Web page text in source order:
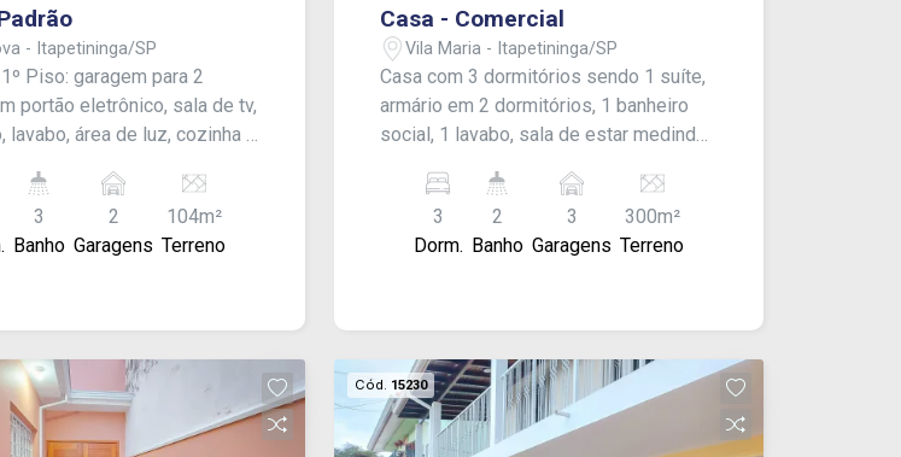
- Itapetininga/SP
Piso: garagem para 2
portão eletrônico, sala de tv,
lavabo, área de luz, cozinha e
sacada grande e 1
social. Com ar condicionado
dormitórios.
3
Banho
2
Garagens
104m²
Terreno
Casa - Comercial
Vila Maria - Itapetininga/SP
Casa com 3 dormitórios sendo 1 suíte,
armário em 2 dormitórios, 1 banheiro
social, 1 lavabo, sala de estar medindo
banheiro, cozinha modulada completa
com fogão, área de serviço, quintal,
área de lazer com churrasqueira e
Acabamento: laje e piso laminado.
3
Dorm.
2
Banho
3
Garagens
300m²
Terreno
Cód. 15230